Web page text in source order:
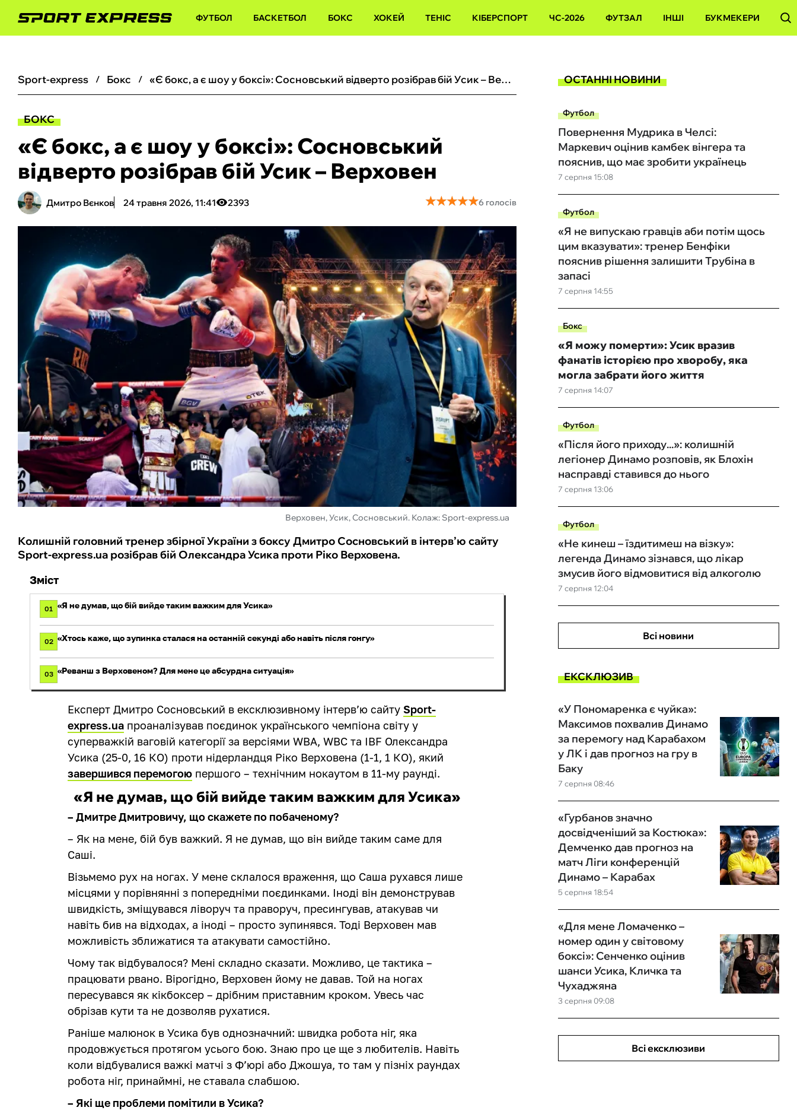
ФУТБОЛ БАСКЕТБОЛ БОКС ХОКЕЙ ТЕНІС КІБЕРСПОРТ ЧС-2026 ФУТЗАЛ ІНШІ БУКМЕКЕРИ
sport-express бокс «Є бокс, а є шоу у боксі»: Сосновський відверто розібрав бій Усик – Верховен
БОКС
«Є бокс, а є шоу у боксі»: Сосновський
відверто розібрав бій Усик – Верховен
Дмитро Вєнков 24 травня 2026, 11:41 2393 ★★★★★
★★★★★6 голосів
Верховен, Усик, Сосновський. Колаж: Sport-express.ua
Колишній головний тренер збірної України з боксу Дмитро Сосновський в інтерв’ю сайту
Sport-express.ua розібрав бій Олександра Усика проти Ріко Верховена.
Зміст
01 «Я не думав, що бій вийде таким важким для Усика»
02 «Хтось каже, що зупинка сталася на останній секунді або навіть після гонгу»
03 «Реванш з Верховеном? Для мене це абсурдна ситуація»
Експерт Дмитро Сосновський в ексклюзивному інтерв’ю сайтуSport-
express.ua проаналізував поєдинок українського чемпіона світу у
суперважкій ваговій категорії за версіями WBA, WBC та IBF Олександра
Усика (25-0, 16 КО) проти нідерландця Ріко Верховена (1-1, 1 КО), який
завершився перемогою першого – технічним нокаутом в 11-му раунді.
«Я не думав, що бій вийде таким важким для Усика»
– Дмитре Дмитровичу, що скажете по побаченому?
– Як на мене, бій був важкий. Я не думав, що він вийде таким саме для
Саші.
Візьмемо рух на ногах. У мене склалося враження, що Саша рухався лише
місцями у порівнянні з попередніми поєдинками. Іноді він демонстрував
швидкість, зміщувався ліворуч та праворуч, пресингував, атакував чи
навіть бив на відходах, а іноді – просто зупинявся. Тоді Верховен мав
можливість зближатися та атакувати самостійно.
Чому так відбувалося? Мені складно сказати. Можливо, це тактика –
працювати рвано. Вірогідно, Верховен йому не давав. Той на ногах
пересувався як кікбоксер – дрібним приставним кроком. Увесь час
обрізав кути та не дозволяв рухатися.
Раніше малюнок в Усика був однозначний: швидка робота ніг, яка
продовжується протягом усього бою. Знаю про це ще з любителів. Навіть
коли відбувалися важкі матчі з Ф’юрі або Джошуа, то там у пізніх раундах
робота ніг, принаймні, не ставала слабшою.
– Які ще проблеми помітили в Усика?
ОСТАННІ НОВИНИ
Футбол
7 серпня 15:08
Повернення Мудрика в Челсі:
Маркевич оцінив камбек вінгера та
пояснив, що має зробити українець
Футбол
7 серпня 14:55
«Я не випускаю гравців аби потім щось
цим вказувати»: тренер Бенфіки
пояснив рішення залишити Трубіна в
запасі
Бокс
7 серпня 14:07
«Я можу померти»: Усик вразив
фанатів історією про хворобу, яка
могла забрати його життя
Футбол
7 серпня 13:06
«Після його приходу...»: колишній
легіонер Динамо розповів, як Блохін
насправді ставився до нього
Футбол
7 серпня 12:04
«Не кинеш – їздитимеш на візку»:
легенда Динамо зізнався, що лікар
змусив його відмовитися від алкоголю
Всі новини
ЕКСКЛЮЗИВ
7 серпня 08:46
«У Пономаренка є чуйка»:
Максимов похвалив Динамо
за перемогу над Карабахом
у ЛК і дав прогноз на гру в
Баку
5 серпня 18:54
«Гурбанов значно
досвідченіший за Костюка»:
Демченко дав прогноз на
матч Ліги конференцій
Динамо – Карабах
3 серпня 09:08
«Для мене Ломаченко –
номер один у світовому
боксі»: Сенченко оцінив
шанси Усика, Кличка та
Чухаджяна
Всі ексклюзиви